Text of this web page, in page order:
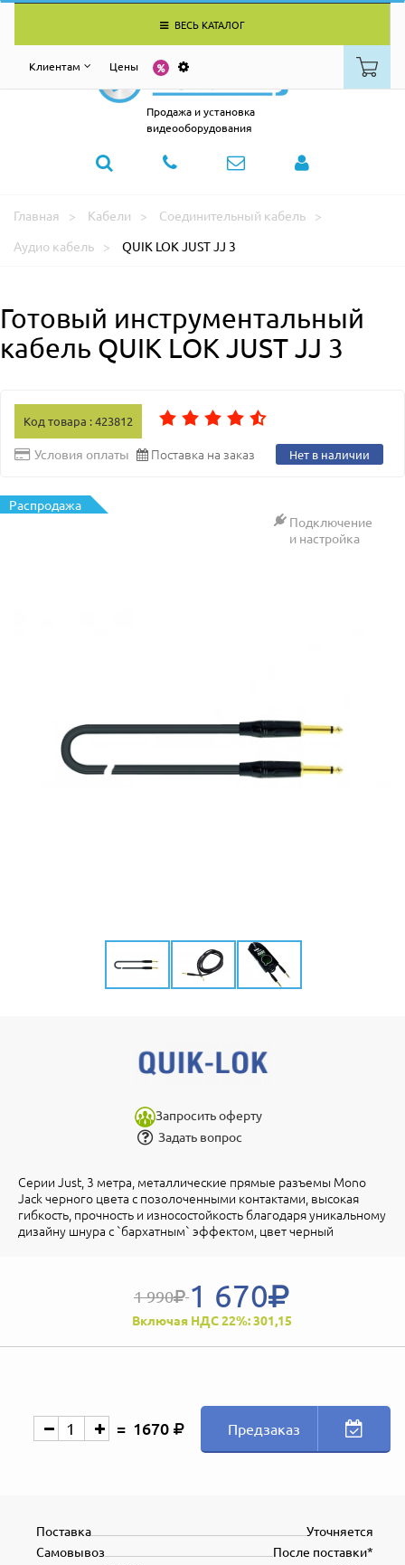
ВЕСЬ КАТАЛОГ
Клиентам Цены
Продажа и установка
видеооборудования
Главная Кабели
Соединительный кабель
Аудио кабель
QUIK LOK JUST JJ 3
Готовый инструментальный
кабель QUIK LOK JUST JJ 3
Код товара : 423812
Условия оплаты Поставка на заказ Нет в наличии
Распродажа
Подключение
и настройка
Запросить оферту
Задать вопрос
Серии Just, 3 метра, металлические прямые разъемы Mono
Jack черного цвета с позолоченными контактами, высокая
гибкость, прочность и износостойкость благодаря уникальному
дизайну шнура с `бархатным` эффектом, цвет черный
1 990 1 670
Включая НДС 22%: 301,15
1670 Предзаказ
Уточняется
Поставка
После поставки*
Самовывоз